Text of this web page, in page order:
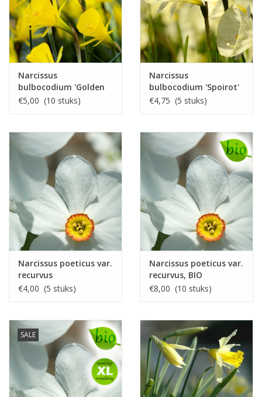
Narcissus
bulbocodium 'Golden
Bells'
€5,00 (10 stuks)
Narcissus
bulbocodium 'Spoirot'
€4,75 (5 stuks)
Narcissus poeticus var.
recurvus
€4,00 (5 stuks)
Narcissus poeticus var.
recurvus, BIO
€8,00 (10 stuks)
SALE